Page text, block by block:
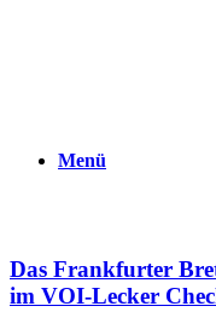
Menü
Das Frankfurter
im VOI-Lecker